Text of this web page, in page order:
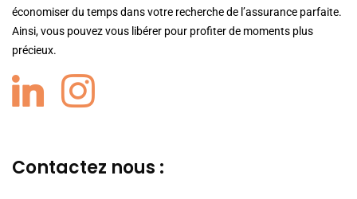
économiser du temps dans votre recherche de l’assurance parfaite.
Ainsi, vous pouvez vous libérer pour profiter de moments plus
précieux.
Contactez nous :